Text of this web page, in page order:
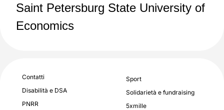
Saint Petersburg State University of
Economics
Contatti
Disabilità e DSA
PNRR
Sport
Solidarietà e fundraising
5xmille